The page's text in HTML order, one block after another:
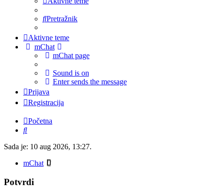
Pretražnik
Aktivne teme
mChat
mChat page
Sound is on
Enter sends the message
Prijava
Registracija
Početna
Pretražnik
Sada je: 10 aug 2026, 13:27.
mChat
Potvrdi